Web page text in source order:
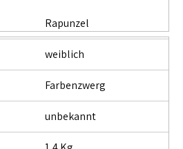
Rapunzel
weiblich
Farbenzwerg
unbekannt